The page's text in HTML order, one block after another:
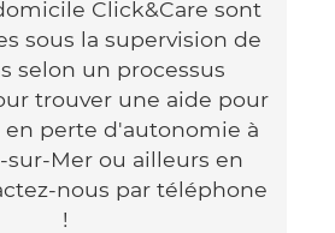
Click&Care sont
sous la supervision de
selon un processus
trouver une aide pour
en perte d'autonomie à
sur-Mer ou ailleurs en
nous par téléphone
!